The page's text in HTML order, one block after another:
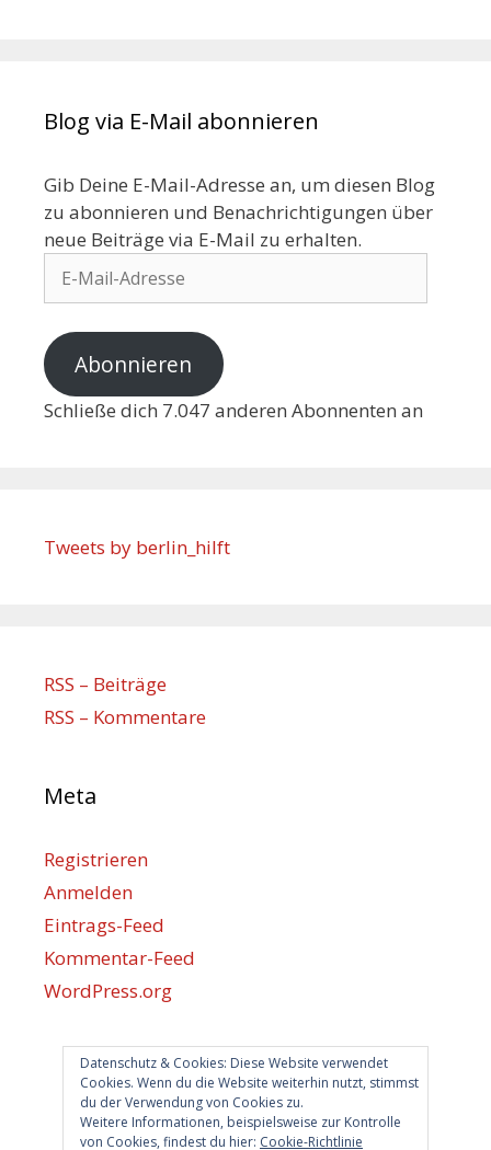
Blog via E-Mail abonnieren
Gib Deine E-Mail-Adresse an, um diesen Blog
zu abonnieren und Benachrichtigungen über
neue Beiträge via E-Mail zu erhalten.
Abonnieren
Schließe dich 7.047 anderen Abonnenten an
Datenschutz & Cookies: Diese Website verwendet
Cookies. Wenn du die Website weiterhin nutzt, stimmst
du der Verwendung von Cookies zu.
Weitere Informationen, beispielsweise zur Kontrolle
von Cookies, findest du hier: Cookie-Richtlinie
Tweets by berlin_hilft
RSS – Beiträge
RSS – Kommentare
Meta
Registrieren
Anmelden
Eintrags-Feed
Kommentar-Feed
WordPress.org
Berlin hilft
info@berlin-hilft.com